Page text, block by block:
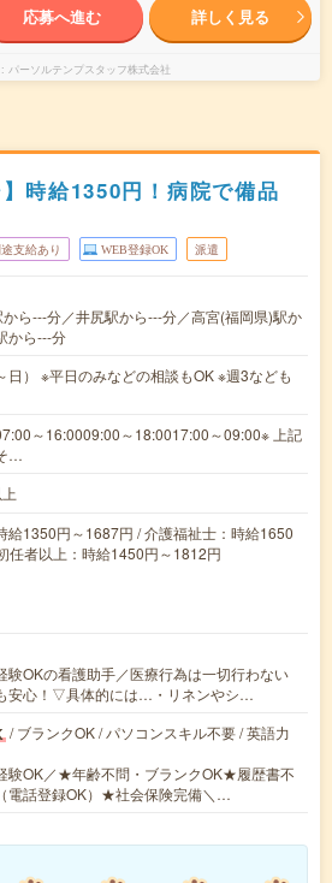
応募へ進む 詳しく見る
パーソルテンプスタッフ株式会社
】時給1350円！病院で備品
支給あり WEB登録OK 派遣
ら---分／井尻駅から---分／高宮(福岡県)駅か
から---分
日） ※平日のみなどの相談もOK ※週3なども
～16:0009:00～18:0017:00～09:00※ 上記
…
給1350円～1687円 / 介護福祉士：時給1650
任者以上：時給1450円～1812円
験OKの看護助手／医療行為は一切行わない
安心！▽具体的には…・リネンやシ…
/ ブランクOK / パソコンスキル不要 / 英語力
験OK／★年齢不問・ブランクOK★履歴書不
電話登録OK）★社会保険完備＼…